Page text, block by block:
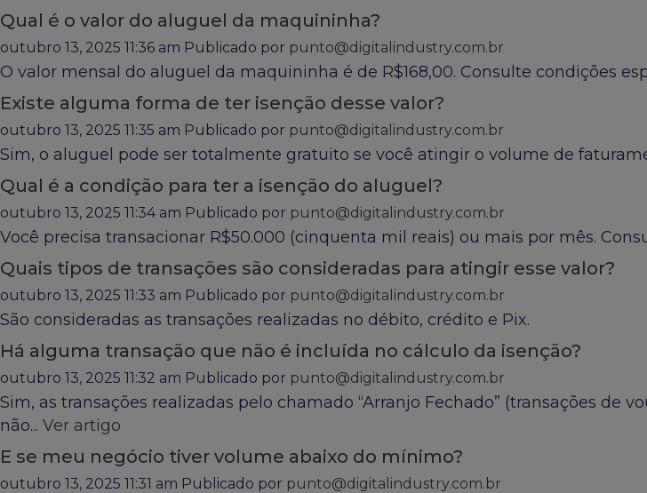
Qual é o valor do aluguel da maquininha?
outubro 13, 2025 11:36 am Publicado por punto@digitalindustry.com.br
O valor mensal do aluguel da maquininha é de R$168,00. Consulte condições
Existe alguma forma de ter isenção desse valor?
outubro 13, 2025 11:35 am Publicado por punto@digitalindustry.com.br
Sim, o aluguel pode ser totalmente gratuito se você atingir o volume de
Qual é a condição para ter a isenção do aluguel?
outubro 13, 2025 11:34 am Publicado por punto@digitalindustry.com.br
Você precisa transacionar R$50.000 (cinquenta mil reais) ou mais por mês.
Quais tipos de transações são consideradas para atingir esse valor?
outubro 13, 2025 11:33 am Publicado por punto@digitalindustry.com.br
São consideradas as transações realizadas no débito, crédito e Pix.
Há alguma transação que não é incluída no cálculo da isenção?
outubro 13, 2025 11:32 am Publicado por punto@digitalindustry.com.br
Sim, as transações realizadas pelo chamado “Arranjo Fechado” (transações de
não... Ver artigo
E se meu negócio tiver volume abaixo do mínimo?
outubro 13, 2025 11:31 am Publicado por punto@digitalindustry.com.br